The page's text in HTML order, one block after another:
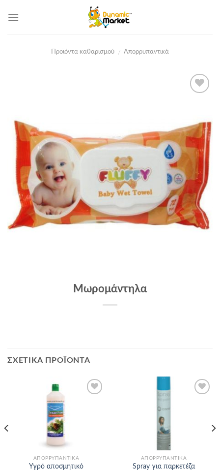
Προϊόντα καθαρισμού / Απορρυπαντικά
Wishlist
Μωρομάντηλα
ΣΧΕΤΙΚΆ ΠΡΟΪΌΝΤΑ
ΑΠΟΡΡΥΠΑΝΤΙΚΆ
Υγρό αποσμητικό
ΑΠΟΡΡΥΠΑΝΤΙΚΆ
Spray για παρκετέζα